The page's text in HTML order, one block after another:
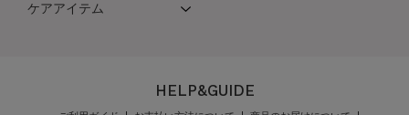
ケアアイテム
HELP&GUIDE